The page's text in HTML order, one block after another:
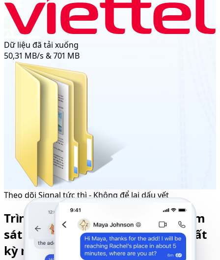
Dữ liệu đã tải xuống
50,31 MB/s & 701 MB
Theo dõi Signal tức thì - Không để lại dấu vết
Trình theo dõi Signal từ xa để giám
sát và kiểm soát hoạt động của bất
kỳ người dùng nào